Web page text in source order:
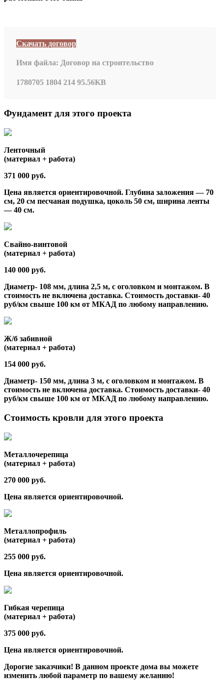
Скачать договор
Имя файла: Договор на строительство
1780705 1804 214 95.56KB
Фундамент для этого проекта
Ленточный
(материал + работа)
371 000 руб.
Цена является ориентировочной. Глубина заложения — 70
см, 20 см песчаная подушка, цоколь 50 см, ширина ленты
— 40 см.
Свайно-винтовой
(материал + работа)
140 000 руб.
Диаметр- 108 мм, длина 2,5 м, с оголовком и монтажом. В
стоимость не включена доставка. Стоимость доставки- 40
руб/км свыше 100 км от МКАД по любому направлению.
Ж/б забивной
(материал + работа)
154 000 руб.
Диаметр- 150 мм, длина 3 м, с оголовком и монтажом. В
стоимость не включена доставка. Стоимость доставки- 40
руб/км свыше 100 км от МКАД по любому направлению.
Стоимость кровли для этого проекта
Металлочерепица
(материал + работа)
270 000 руб.
Цена является ориентировочной.
Металлопрофиль
(материал + работа)
255 000 руб.
Цена является ориентировочной.
Гибкая черепица
(материал + работа)
375 000 руб.
Цена является ориентировочной.
Дорогие заказчики! В данном проекте дома вы можете
изменить любой параметр по вашему желанию!